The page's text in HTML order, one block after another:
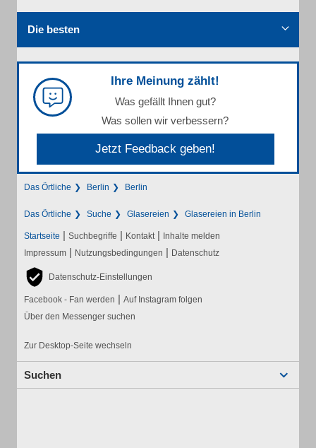
Die besten
Ihre Meinung zählt!
Was gefällt Ihnen gut?
Was sollen wir verbessern?
Jetzt Feedback geben!
Das Örtliche Berlin Berlin
Das Örtliche Suche Glasereien Glasereien in Berlin
Startseite | Suchbegriffe | Kontakt | Inhalte melden
Impressum | Nutzungsbedingungen | Datenschutz
Datenschutz-Einstellungen
Facebook - Fan werden | Auf Instagram folgen
Über den Messenger suchen
Zur Desktop-Seite wechseln
Suchen